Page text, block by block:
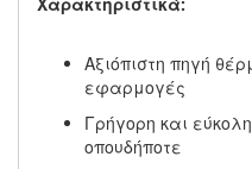
Αξιόπιστη πηγή
εφαρμογές
Γρήγορη και
οπουδήποτε